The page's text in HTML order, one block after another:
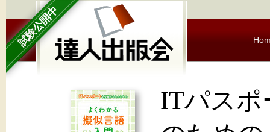
試験公開中
ITパスポ